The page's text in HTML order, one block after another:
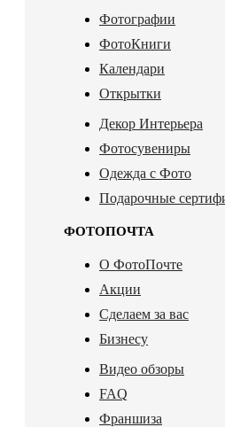
Фотографии
ФотоКниги
Календари
Открытки
Декор Интерьера
Фотосувениры
Одежда с Фото
Подарочные
ФОТОПОЧТА
О ФотоПочте
Акции
Сделаем за вас
Бизнесу
Видео обзоры
FAQ
Франшиза